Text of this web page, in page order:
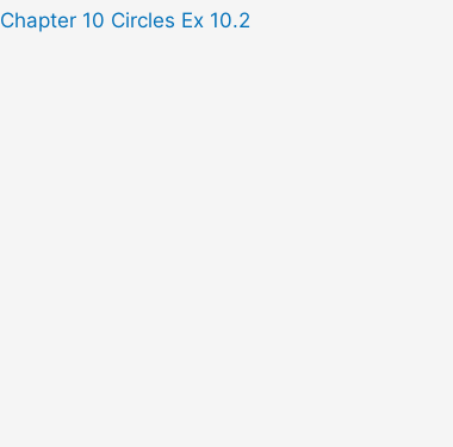
Chapter 10 Circles Ex 10.2